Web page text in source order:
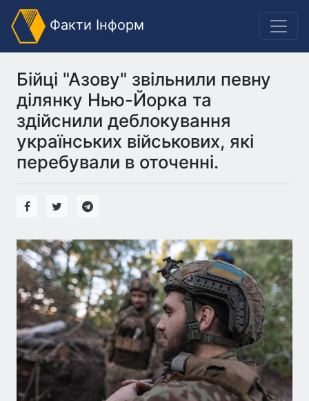
Факти Інформ
Бійці "Азову" звільнили певну
ділянку Нью-Йорка та
здійснили деблокування
українських військових, які
перебували в оточенні.